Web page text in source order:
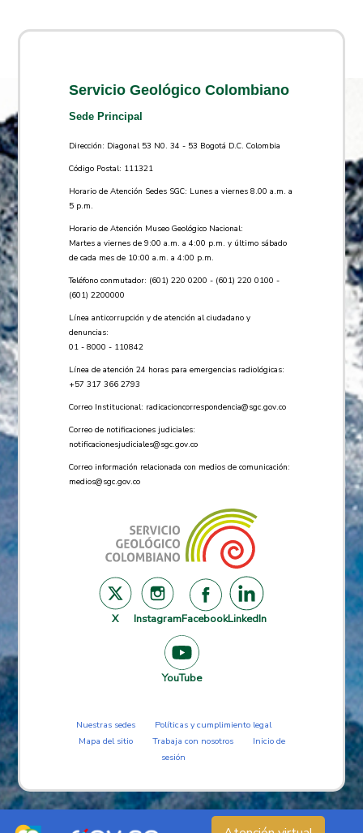
Servicio Geológico Colombiano
Sede Principal
Dirección: Diagonal 53 N0. 34 - 53 Bogotá D.C. Colombia
Código Postal: 111321
Horario de Atención Sedes SGC: Lunes a viernes 8.00 a.m. a
5 p.m.
Horario de Atención Museo Geológico Nacional:
Martes a viernes de 9:00 a.m. a 4:00 p.m. y último sábado
de cada mes de 10:00 a.m. a 4:00 p.m.
Teléfono conmutador: (601) 220 0200 - (601) 220 0100 -
(601) 2200000
Línea anticorrupción y de atención al ciudadano y
denuncias:
01 - 8000 - 110842
Línea de atención 24 horas para emergencias radiológicas:
+57 ​317 366 2793
Correo Institucional: radicacioncorrespondencia@sgc.gov.co
Correo de notificaciones judiciales:
notificacionesjudiciales@sgc.gov.co
Correo información relacionada con medios de comunicación:
medios@sgc.gov.co
X InstagramFacebookLinkedIn
YouTube
Nuestras sedes
Políticas y cumplimiento legal
Mapa del sitio
Trabaja con nosotros
Inicio de
sesión